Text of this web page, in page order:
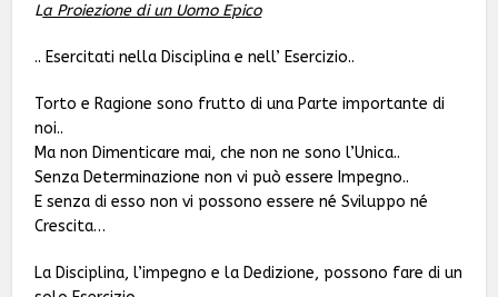
La Proiezione di un Uomo Epico
.. Esercitati nella Disciplina e nell’ Esercizio..
Torto e Ragione sono frutto di una Parte importante di
noi..
Ma non Dimenticare mai, che non ne sono l’Unica..
Senza Determinazione non vi può essere Impegno..
E senza di esso non vi possono essere né Sviluppo né
Crescita…
La Disciplina, l’impegno e la Dedizione, possono fare di un